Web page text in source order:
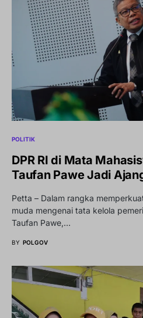
POLITIK
DPR RI di Mata
Taufan Pawe Jadi
Petta – Dalam rangka
muda mengenai tata kelola
Taufan Pawe,…
BY POLGOV